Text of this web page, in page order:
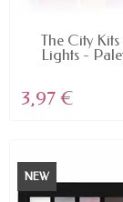
NON
The City
Lights -
3,97 €
NEW